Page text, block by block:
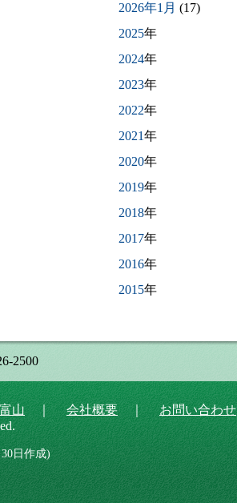
2026年1月 (17)
2025年
2024年
2023年
2022年
2021年
2020年
2019年
2018年
2017年
2016年
2015年
2500
山｜会社概要｜お問い合わせ
日作成)